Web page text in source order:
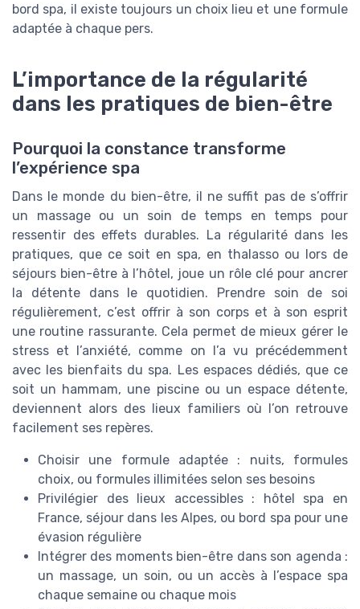
bord spa, il existe toujours un choix lieu et une formule
adaptée à chaque pers.
L’importance de la régularité
dans les pratiques de bien-être
Pourquoi la constance transforme
l’expérience spa
Dans le monde du bien-être, il ne suffit pas de s’offrir
un massage ou un soin de temps en temps pour
ressentir des effets durables. La régularité dans les
pratiques, que ce soit en spa, en thalasso ou lors de
séjours bien-être à l’hôtel, joue un rôle clé pour ancrer
la détente dans le quotidien. Prendre soin de soi
régulièrement, c’est offrir à son corps et à son esprit
une routine rassurante. Cela permet de mieux gérer le
stress et l’anxiété, comme on l’a vu précédemment
avec les bienfaits du spa. Les espaces dédiés, que ce
soit un hammam, une piscine ou un espace détente,
deviennent alors des lieux familiers où l’on retrouve
facilement ses repères.
Choisir une formule adaptée : nuits, formules
choix, ou formules illimitées selon ses besoins
Privilégier des lieux accessibles : hôtel spa en
France, séjour dans les Alpes, ou bord spa pour une
évasion régulière
Intégrer des moments bien-être dans son agenda :
un massage, un soin, ou un accès à l’espace spa
chaque semaine ou chaque mois